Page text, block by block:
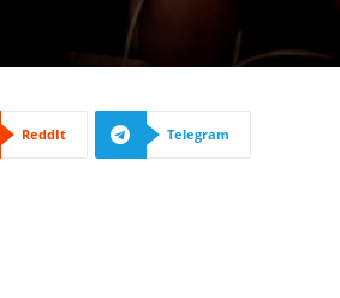
ReddIt Telegram